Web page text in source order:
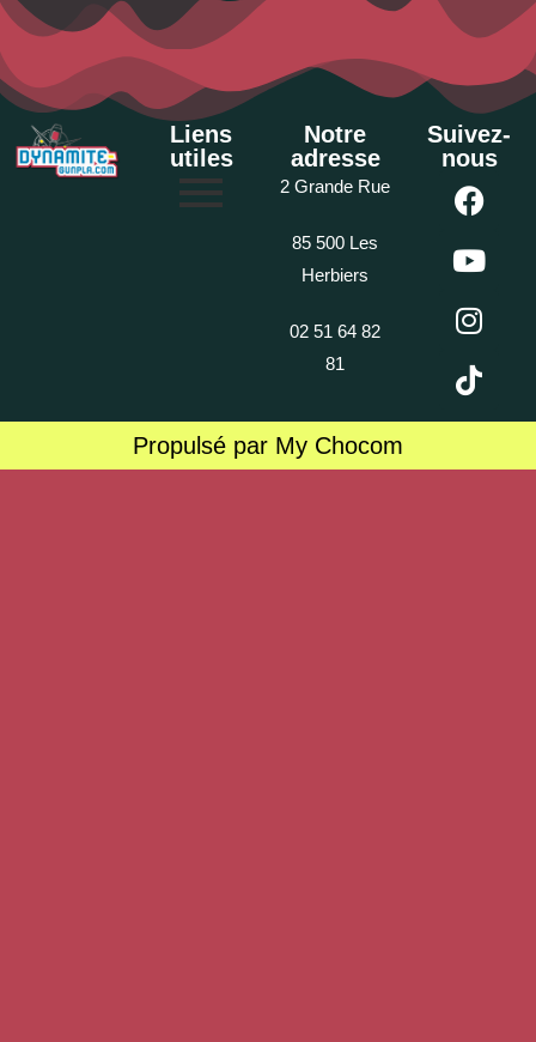
Liens
utiles
Notre
adresse
2 Grande Rue
85 500 Les
Herbiers
02 51 64 82
81
Suivez-
nous
Propulsé par My Chocom